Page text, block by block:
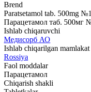
Brend
Paratsetamol tab. 500mg
Парацетамол таб. 500мг
Ishlab chiqaruvchi
Медисорб АО
Ishlab chiqarilgan mamlakat
Rossiya
Faol moddalar
Парацетамол
Chiqarish shakli